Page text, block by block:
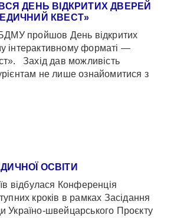
ДЕНЬ ВІДКРИТИХ ДВЕРЕЙ
КВЕСТ»
пройшов День відкритих
інтерактивному форматі —
Захід дав можливість
не лише ознайомитися з
ОСВІТИ
відбулася Конференція
кроків в рамках Засідання
Україно-швейцарського Проєкту